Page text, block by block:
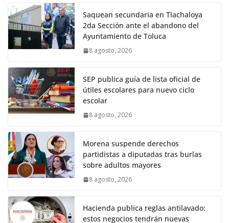
Saquean secundaria en Tlachaloya
2da Sección ante el abandono del
Ayuntamiento de Toluca
8 agosto, 2026
SEP publica guía de lista oficial de
útiles escolares para nuevo ciclo
escolar
8 agosto, 2026
Morena suspende derechos
partidistas a diputadas tras burlas
sobre adultos mayores
8 agosto, 2026
Hacienda publica reglas antilavado:
estos negocios tendrán nuevas